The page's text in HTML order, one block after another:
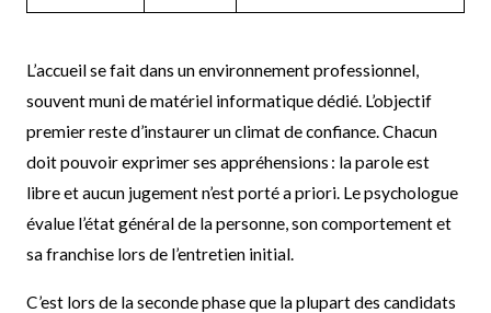
L’accueil se fait dans un environnement professionnel,
souvent muni de matériel informatique dédié. L’objectif
premier reste d’instaurer un climat de confiance. Chacun
doit pouvoir exprimer ses appréhensions : la parole est
libre et aucun jugement n’est porté a priori. Le psychologue
évalue l’état général de la personne, son comportement et
sa franchise lors de l’entretien initial.
C’est lors de la seconde phase que la plupart des candidats